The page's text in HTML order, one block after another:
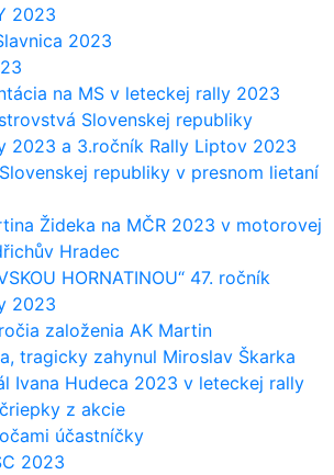
2023
2023
na MS v leteckej rally 2023
Slovenskej republiky
2023 a 3.ročník Rally Liptov 2023
republiky v presnom lietaní
Žideka na MČR 2023 v motorovej
Hradec
HORNATINOU“ 47. ročník
2023
založenia AK Martin
tragicky zahynul Miroslav Škarka
Ivana Hudeca 2023 v leteckej rally
z akcie
účastníčky
2023